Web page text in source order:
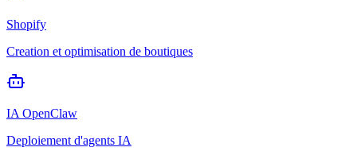
Shopify
Creation et optimisation de boutiques
IA OpenClaw
Deploiement d'agents IA